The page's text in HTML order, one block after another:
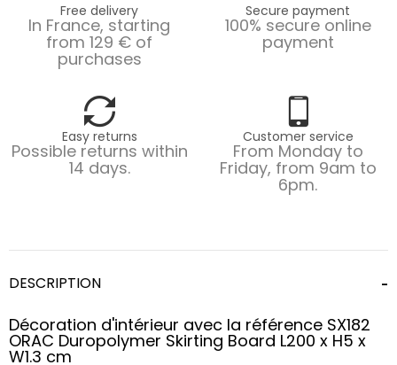
Free delivery
In France, starting
from 129 € of
purchases
Secure payment
100% secure online
payment
Easy returns
Possible returns within
14 days.
Customer service
From Monday to
Friday, from 9am to
6pm.
DESCRIPTION
Décoration d'intérieur avec la référence SX182
ORAC Duropolymer Skirting Board L200 x H5 x
W1.3 cm